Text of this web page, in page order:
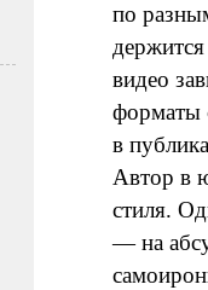
по
видео
форматы
в
Автор в
стиля.
— на